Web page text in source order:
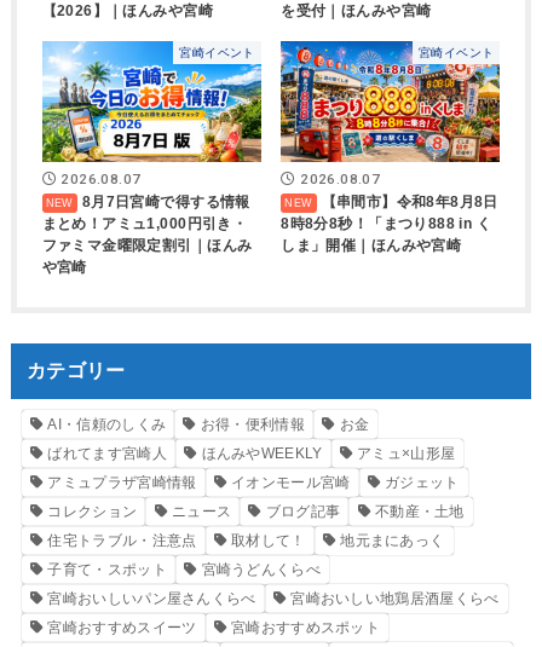
【2026】｜ほんみや宮崎
を受付｜ほんみや宮崎
宮崎イベント
2026.08.07
8月7日宮崎で得する情報
まとめ！アミュ1,000円引き・
ファミマ金曜限定割引｜ほんみ
や宮崎
宮崎イベント
2026.08.07
【串間市】令和8年8月8日
8時8分8秒！「まつり888 in く
しま」開催｜ほんみや宮崎
カテゴリー
AI・信頼のしくみ お得・便利情報
お金
ばれてます宮崎人
ほんみやWEEKLY
アミュ×山形屋
アミュプラザ宮崎情報
イオンモール宮崎
ガジェット
コレクション
ニュース ブログ記事
不動産・土地
住宅トラブル・注意点
取材して！
地元まにあっく
子育て・スポット
宮崎うどんくらべ
宮崎おいしいパン屋さんくらべ
宮崎おいしい地鶏居酒屋くらべ
宮崎おすすめスイーツ
宮崎おすすめスポット